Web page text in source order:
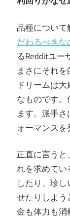
品種につい
だわるべきな
るRedditユー
まさにそれ
ドリームは
なものです
ます。派手
ォーマンスを
正直に言う
れを求めて
したり、珍
せたりしよ
金も体力も